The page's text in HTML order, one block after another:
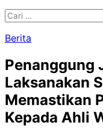
Cari
Berita
Penanggung
Laksanakan
Memastikan
Kepada Ahli